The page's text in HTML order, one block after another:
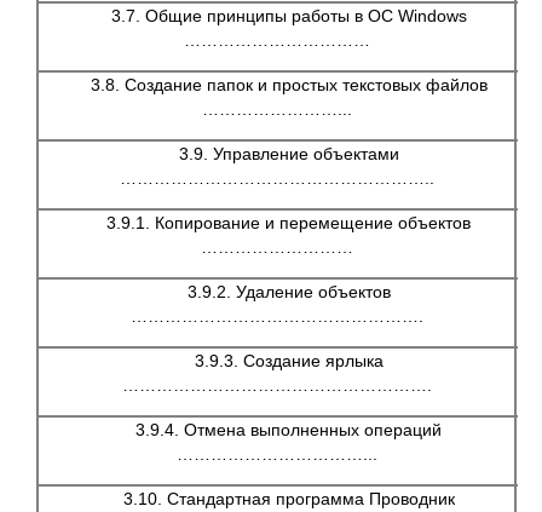
3.7. Общие принципы работы в ОС Windows
3.8. Создание папок и простых текстовых файлов
3.9. Управление объектами
3.9.1. Копирование и перемещение объектов
3.9.2. Удаление объектов
3.9.3. Создание ярлыка
3.9.4. Отмена выполненных операций
3.10. Стандартная программа Проводник